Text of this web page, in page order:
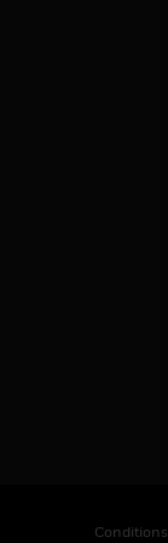
Conditions